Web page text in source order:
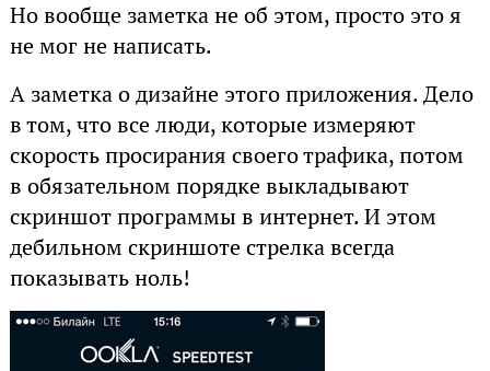
Но вообще заметка не об этом, просто это я
не мог не написать.
А заметка о дизайне этого приложения. Дело
в том, что все люди, которые измеряют
скорость просирания своего трафика, потом
в обязательном порядке выкладывают
скриншот программы в интернет. И этом
дебильном скриншоте стрелка всегда
показывать ноль!